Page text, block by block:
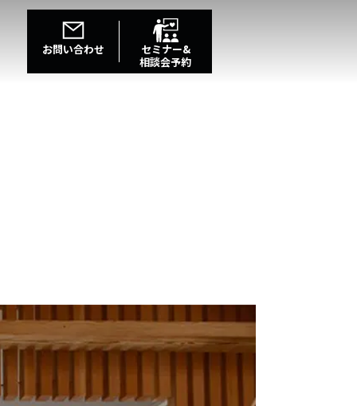
お問い合わせ
セミナー&
相談会予約